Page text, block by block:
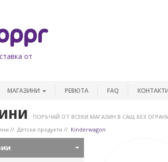
от
МАГАЗИНИ РЕВЮТА FAQ
ПОРЪЧАЙ ОТ ВСЕКИ МАГАЗИН В САЩ БЕЗ
Детски продукти Kinderwagon